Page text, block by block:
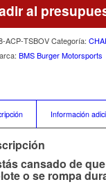
al
Categoría:
BMS Burger Motorsports
Información
cansado de
o se rompa